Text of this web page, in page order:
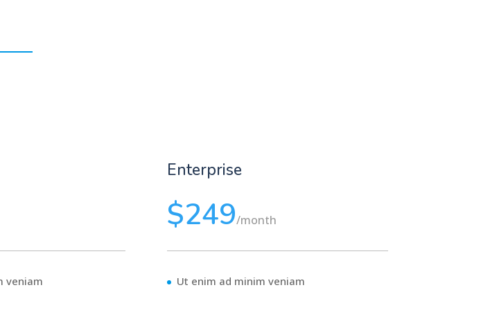
veniam
Enterprise
$249/month
Ut enim ad minim veniam